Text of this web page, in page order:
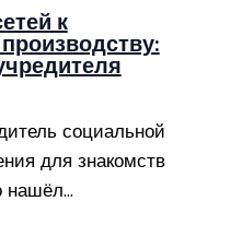
к
социальной
для знакомств
нашёл…